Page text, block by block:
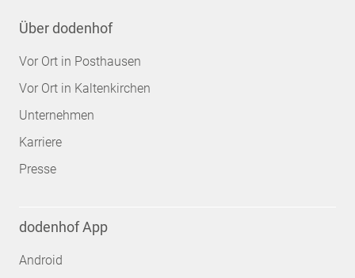
Über dodenhof
Vor Ort in Posthausen
Vor Ort in Kaltenkirchen
Unternehmen
Karriere
Presse
dodenhof App
Android